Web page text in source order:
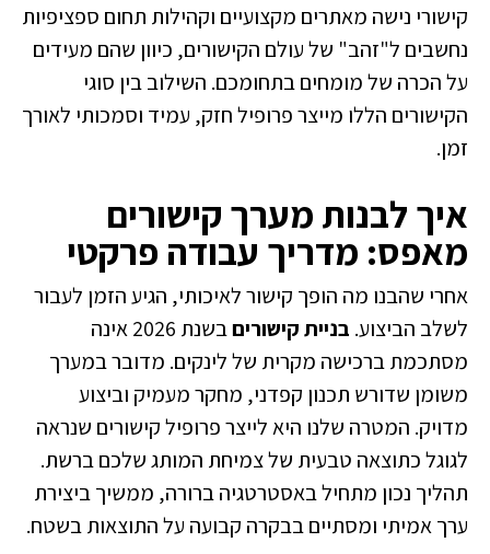
קישורי נישה מאתרים מקצועיים וקהילות תחום ספציפיות
נחשבים ל"זהב" של עולם הקישורים, כיוון שהם מעידים
על הכרה של מומחים בתחומכם. השילוב בין סוגי
הקישורים הללו מייצר פרופיל חזק, עמיד וסמכותי לאורך
זמן.
איך לבנות מערך קישורים
מאפס: מדריך עבודה פרקטי
אחרי שהבנו מה הופך קישור לאיכותי, הגיע הזמן לעבור
לשלב הביצוע. בניית קישורים
בשנת 2026 אינה
מסתכמת ברכישה מקרית של לינקים. מדובר במערך
משומן שדורש תכנון קפדני, מחקר מעמיק וביצוע
מדויק. המטרה שלנו היא לייצר פרופיל קישורים שנראה
לגוגל כתוצאה טבעית של צמיחת המותג שלכם ברשת.
תהליך נכון מתחיל באסטרטגיה ברורה, ממשיך ביצירת
ערך אמיתי ומסתיים בבקרה קבועה על התוצאות בשטח.